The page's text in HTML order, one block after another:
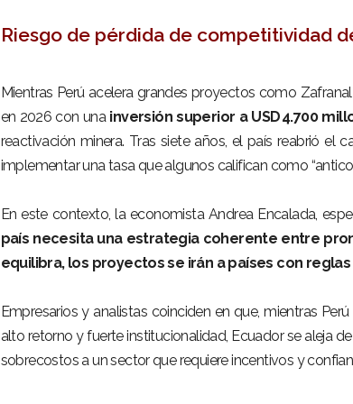
Riesgo de pérdida de competitividad
Mientras Perú acelera grandes proyectos como
en 2026 con una inversión superior a USD 4.700
reactivación minera. Tras siete años, el país reabrió el
implementar una tasa que algunos califican como
En este contexto, la economista Andrea Encalada,
país necesita una estrategia coherente entre
equilibra, los proyectos se irán a países con
Empresarios y analistas coinciden en que, mientras
alto retorno y fuerte institucionalidad, Ecuador se aleja
sobrecostos a un sector que requiere incentivos y
MENÚ PRINCIPAL
Mundo Minero